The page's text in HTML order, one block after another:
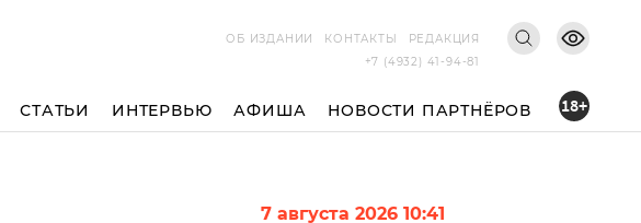
ОБ ИЗДАНИИ
КОНТАКТЫ
РЕДАКЦИЯ
+7 (4932) 41-94-81
СТАТЬИ ИНТЕРВЬЮ АФИША НОВОСТИ ПАРТНЁРОВ 18+
7 августа 2026 10:41